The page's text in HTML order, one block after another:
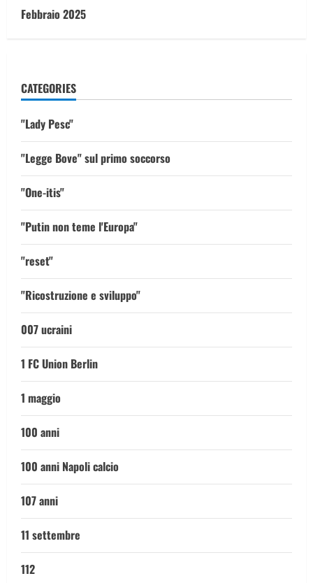
Febbraio 2025
CATEGORIES
"Lady Pesc"
"Legge Bove" sul primo soccorso
"One-itis"
"Putin non teme l'Europa"
"reset"
"Ricostruzione e sviluppo"
007 ucraini
1 FC Union Berlin
1 maggio
100 anni
100 anni Napoli calcio
107 anni
11 settembre
112